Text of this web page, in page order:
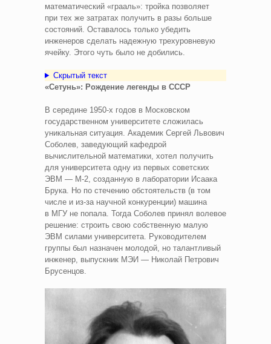
математический «грааль»: тройка позволяет
при тех же затратах получить в разы больше
состояний. Оставалось только убедить
инженеров сделать надежную трехуровневую
ячейку. Этого чуть было не добились.
Скрытый текст
«Сетунь»: Рождение легенды в СССР
В середине 1950-х годов в Московском
государственном университете сложилась
уникальная ситуация. Академик Сергей Львович
Соболев, заведующий кафедрой
вычислительной математики, хотел получить
для университета одну из первых советских
ЭВМ — М-2, созданную в лаборатории Исаака
Брука. Но по стечению обстоятельств (в том
числе и из‑за научной конкуренции) машина
в МГУ не попала. Тогда Соболев принял волевое
решение: строить свою собственную малую
ЭВМ силами университета. Руководителем
группы был назначен молодой, но талантливый
инженер, выпускник МЭИ — Николай Петрович
Брусенцов.